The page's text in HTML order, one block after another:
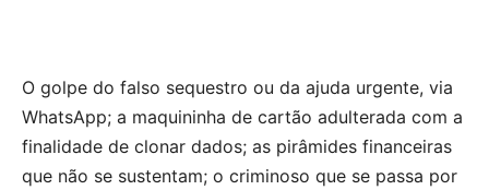
O golpe do falso sequestro ou da ajuda urgente, via
WhatsApp; a maquininha de cartão adulterada com a
finalidade de clonar dados; as pirâmides financeiras
que não se sustentam; o criminoso que se passa por